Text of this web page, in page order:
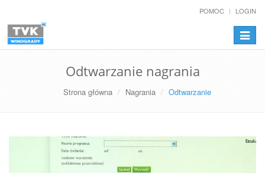
POMOC LOGIN
Odtwarzanie nagrania
Strona główna Nagrania Odtwarzanie